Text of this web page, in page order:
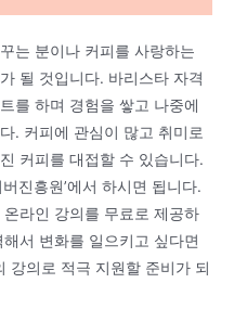
는 분이나 커피를 사랑하는
될 것입니다. 바리스타 자격
를 하며 경험을 쌓고 나중에
. 커피에 관심이 많고 취미로
커피를 대접할 수 있습니다.
진흥원’에서 하시면 됩니다.
라인 강의를 무료로 제공하
서 변화를 일으키고 싶다면
강의로 적극 지원할 준비가 되